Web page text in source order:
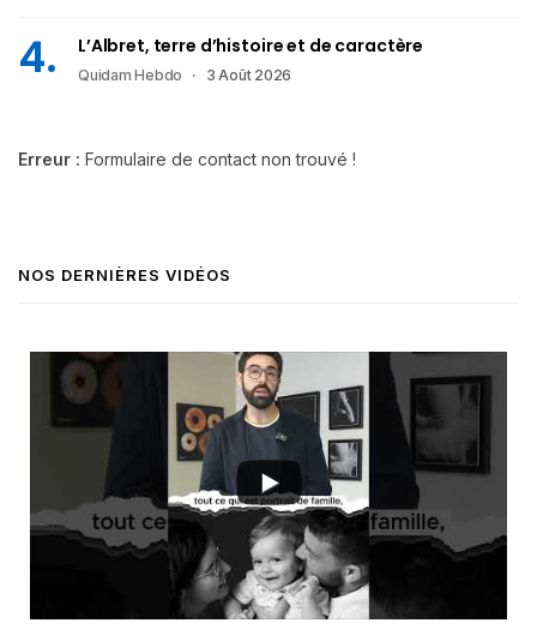
L’Albret, terre d’histoire et de caractère
Quidam Hebdo 3 Août 2026
Erreur : Formulaire de contact non trouvé !
NOS DERNIÈRES VIDÉOS